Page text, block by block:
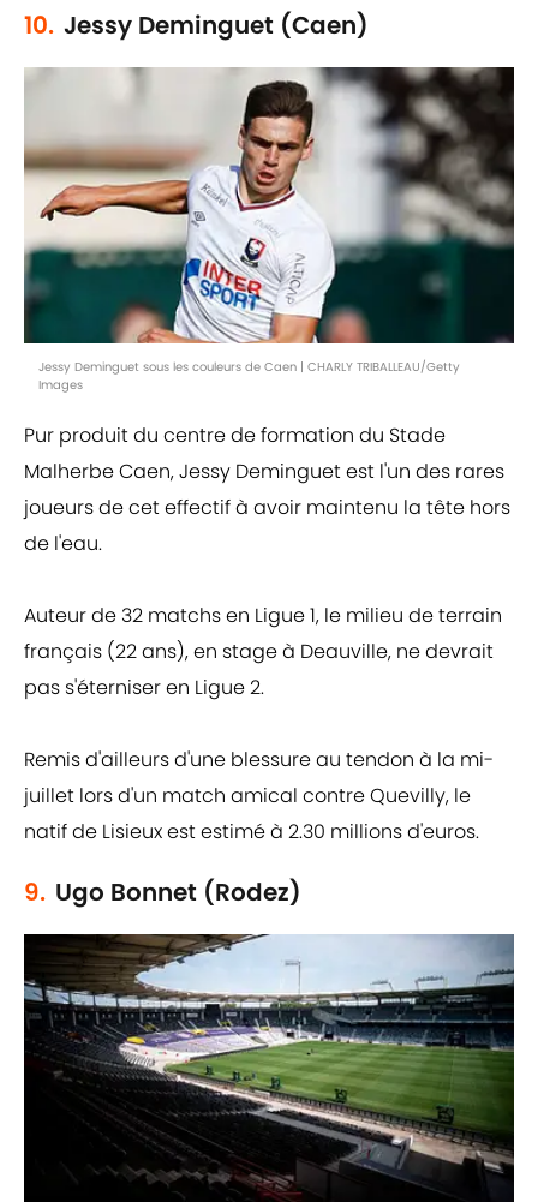
10. Jessy Deminguet (Caen)
Jessy Deminguet sous les couleurs de Caen | CHARLY TRIBALLEAU/Getty
Images
Pur produit du centre de formation du Stade
Malherbe Caen, Jessy Deminguet est l'un des rares
joueurs de cet effectif à avoir maintenu la tête hors
de l'eau.
Auteur de 32 matchs en Ligue 1, le milieu de terrain
français (22 ans), en stage à Deauville, ne devrait
pas s'éterniser en Ligue 2.
Remis d'ailleurs d'une blessure au tendon à la mi-
juillet lors d'un match amical contre Quevilly, le
natif de Lisieux est estimé à 2.30 millions d'euros.
9. Ugo Bonnet (Rodez)